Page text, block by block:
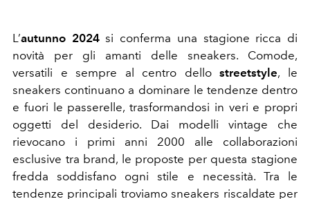
L’autunno 2024si conferma una stagione ricca di
novità per gli amanti delle sneakers. Comode,
versatili e sempre al centro dellostreetstyle, le
sneakers continuano a dominare le tendenze dentro
e fuori le passerelle, trasformandosi in veri e propri
oggetti del desiderio. Dai modelli vintage che
rievocano i primi anni 2000 alle collaborazioni
esclusive tra brand, le proposte per questa stagione
fredda soddisfano ogni stile e necessità. Tra le
tendenze principali troviamo sneakers riscaldate per